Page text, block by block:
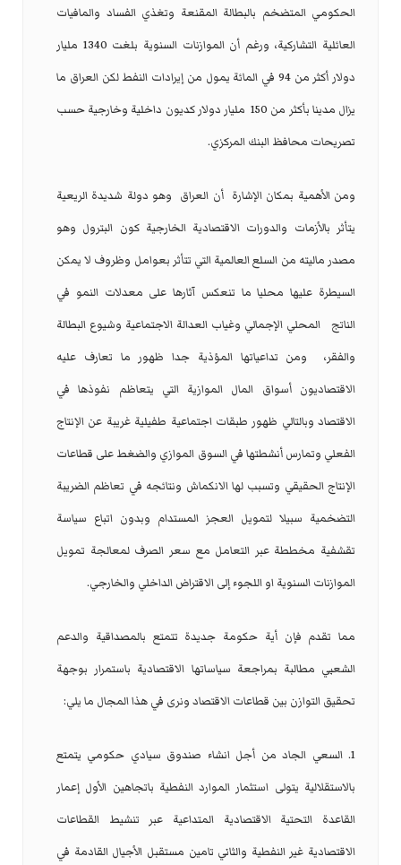
الحكومي المتضخم بالبطالة المقنعة وتغذي الفساد والمافيات
العائلية التشاركية، ورغم أن الموازنات السنوية بلغت 1340 مليار
دولار أكثر من 94 في المائة يمول من إيرادات النفط لكن العراق ما
يزال مدينا بأكثر من 150
مليار دولار كديون داخلية وخارجية حسب
تصريحات محافظ البنك المركزي.
ومن الأهمية بمكان الإشارة أن العراق وهو دولة شديدة الريعية
يتأثر بالأزمات والدورات الاقتصادية الخارجية كون البترول وهو
مصدر ماليته من السلع العالمية التي تتأثر بعوامل وظروف لا يمكن
السيطرة عليها محليا ما تنعكس آثارها على معدلات النمو في
الناتج
المحلي الإجمالي وغياب العدالة الاجتماعية وشيوع البطالة
والفقر،
ومن تداعياتها المؤذية جدا ظهور ما تعارف عليه
الاقتصاديون أسواق المال الموازية التي يتعاظم نفوذها في
الاقتصاد وبالتالي ظهور طبقات اجتماعية طفيلية غريبة عن الإنتاج
الفعلي وتمارس أنشطتها في السوق الموازي والضغط على قطاعات
الإنتاج الحقيقي وتسبب لها الانكماش ونتائجه في تعاظم الضريبة
التضخمية سبيلا لتمويل العجز المستدام وبدون اتباع سياسة
تقشفية مخططة عبر التعامل مع سعر الصرف لمعالجة تمويل
الموازنات السنوية او اللجوء إلى الاقتراض الداخلي والخارجي.
مما تقدم فإن أية حكومة جديدة تتمتع بالمصداقية والدعم
الشعبي مطالبة بمراجعة سياساتها الاقتصادية باستمرار بوجهة
تحقيق التوازن بين قطاعات الاقتصاد ونرى في هذا المجال ما يلي:
1. السعي الجاد من أجل انشاء صندوق سيادي حكومي يتمتع
بالاستقلالية يتولى استثمار الموارد النفطية باتجاهين الأول إعمار
القاعدة التحتية الاقتصادية المتداعية عبر تنشيط القطاعات
الاقتصادية غير النفطية والثاني تامين مستقبل الأجيال القادمة في